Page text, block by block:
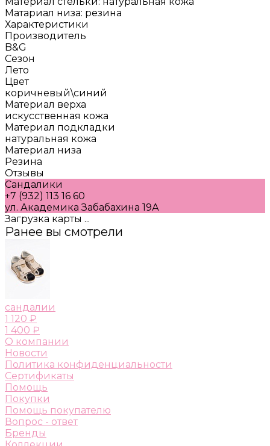
Матариал низа: резина
Характеристики
Производитель
B&G
Сезон
Лето
Цвет
коричневый\синий
Материал верха
искусственная кожа
Материал подкладки
натуральная кожа
Материал низа
Резина
Отзывы
Сандалики
+7 (932) 113 16 60
ул. Академика Забабахина 19А
Загрузка карты ...
Ранее вы смотрели
сандалии
1 120 ₽
1 400 ₽
О компании
Новости
Политика конфиденциальности
Сертификаты
Помощь
Покупки
Помощь покупателю
Вопрос - ответ
Бренды